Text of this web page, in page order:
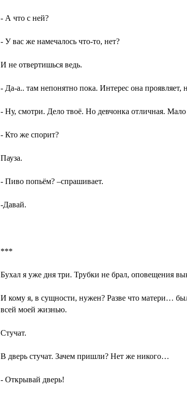
- А что с ней?
- У вас же намечалось что-то, нет?
И не отвертишься ведь.
- Да-а.. там непонятно пока. Интерес она
- Ну, смотри. Дело твоё. Но девчонка отличная. Мало
- Кто же спорит?
Пауза.
- Пиво попьём? –спрашивает.
-Давай.
***
Бухал я уже дня три. Трубки не брал, оповещения
И кому я, в сущности, нужен? Разве что матери…
всей моей жизнью.
Стучат.
В дверь стучат. Зачем пришли? Нет же никого…
- Открывай дверь!